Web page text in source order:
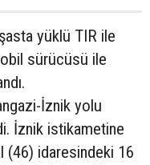
yüklü TIR ile
sürücüsü ile
İznik yolu
İznik istikametine
(46) idaresindeki 16